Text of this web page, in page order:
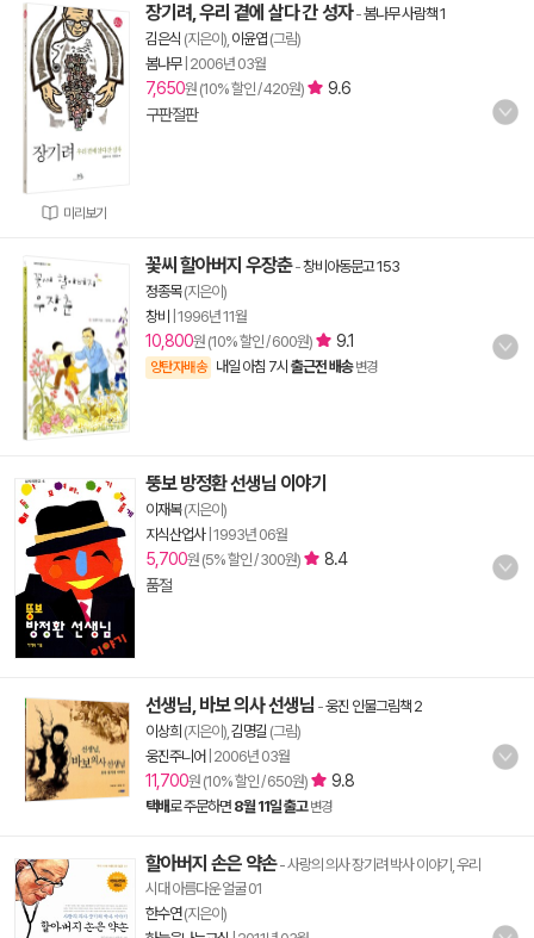
미리보기
장기려, 우리 곁에 살다 간 성자-봄나무 사람책 1
김은식 (지은이), 이윤엽 (그림)
봄나무| 2006년 03월
7,650원 (10% 할인 / 420원)
9.6
구판절판
꽃씨 할아버지 우장춘-창비아동문고 153
정종목(지은이)
창비
1996년 11월
10,800원 (10% 할인 / 600원) 9.1
양탄자배송 내일 아침 7시 출근전 배송 변경
뚱보 방정환 선생님 이야기
이재복(지은이)
지식산업사| 1993년 06월
5,700원 (5% 할인 / 300원)
8.4
품절
선생님, 바보 의사 선생님 -웅진 인물그림책 2
이상희 (지은이), 김명길 (그림)
웅진주니어 2006년 03월
11,700원 (10% 할인 / 650원) 9.8
택배로 주문하면 8월 11일 출고 변경
할아버지 손은 약손- 사랑의 의사 장기려 박사 이야기, 우리
시대 아름다운 얼굴 01
한수연(지은이)